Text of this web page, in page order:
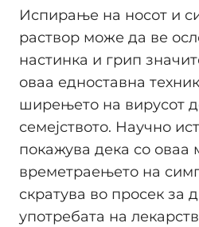
Испирање на носот и
раствор може да ве
настинка и грип
оваа едноставна
ширењето на вирусот
семејството. Научно
покажува дека со оваа
времетраењето на
скратува во просек за
употребата на